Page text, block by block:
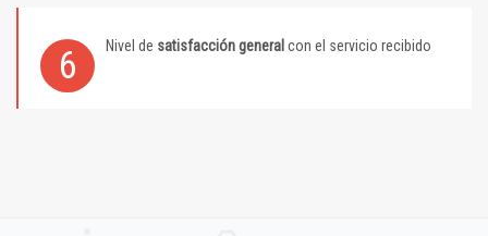
6 Nivel de satisfacción general con el servicio recibido